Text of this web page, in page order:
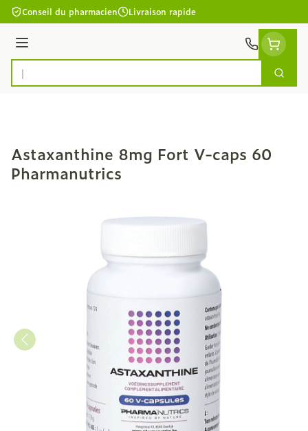
Aller au contenu
Conseil du pharmacien Livraison rapide
Menu
Rechercher
Astaxanthine 8mg Fort V-caps 60
Pharmanutrics